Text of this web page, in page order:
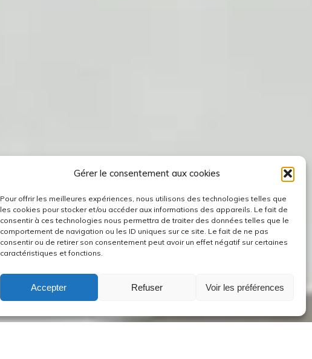
Gérer le consentement aux cookies
Pour offrir les meilleures expériences, nous utilisons des technologies telles que
les cookies pour stocker et/ou accéder aux informations des appareils. Le fait de
consentir à ces technologies nous permettra de traiter des données telles que le
comportement de navigation ou les ID uniques sur ce site. Le fait de ne pas
consentir ou de retirer son consentement peut avoir un effet négatif sur certaines
caractéristiques et fonctions.
Accepter Refuser Voir les préférences